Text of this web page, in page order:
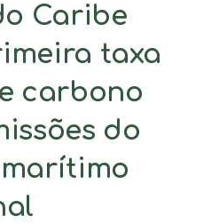
Caribe
taxa
carbono
do